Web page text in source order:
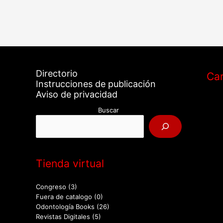
Directorio
Instrucciones de publicación
Aviso de privacidad
Buscar
Tienda virtual
Congreso (3)
Fuera de catalogo (0)
Odontología Books (26)
Revistas Digitales (5)